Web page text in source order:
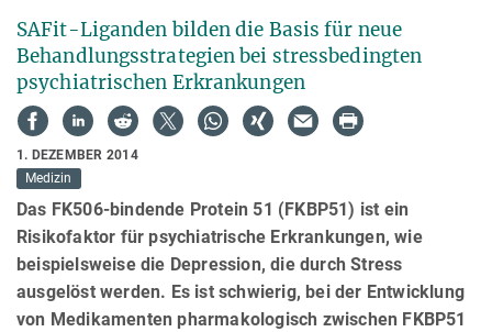
SAFit-Liganden bilden die Basis für neue
Behandlungsstrategien bei stressbedingten
psychiatrischen Erkrankungen
1. DEZEMBER 2014
Medizin
Das FK506-bindende Protein 51 (FKBP51) ist ein
Risikofaktor für psychiatrische Erkrankungen, wie
beispielsweise die Depression, die durch Stress
ausgelöst werden. Es ist schwierig, bei der Entwicklung
von Medikamenten pharmakologisch zwischen FKBP51